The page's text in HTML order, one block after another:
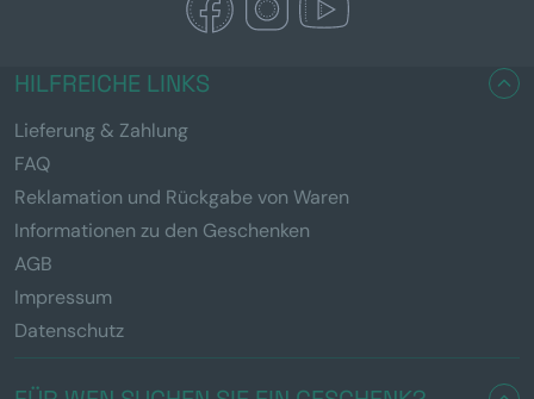
HILFREICHE LINKS
Lieferung & Zahlung
FAQ
Reklamation und Rückgabe von Waren
Informationen zu den Geschenken
AGB
Impressum
Datenschutz